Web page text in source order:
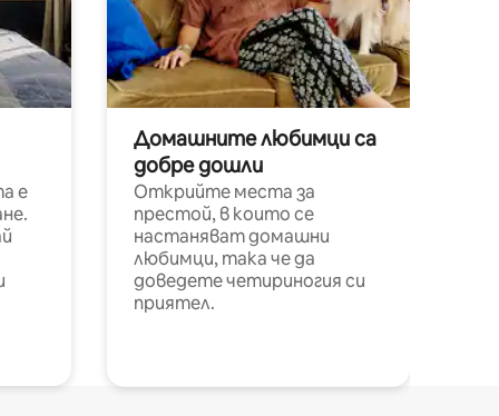
е
Домашните любимци са
добре дошли
Открийте места за
престой, в които се
настаняват домашни
любимци, така че да
доведете четириногия си
приятел.